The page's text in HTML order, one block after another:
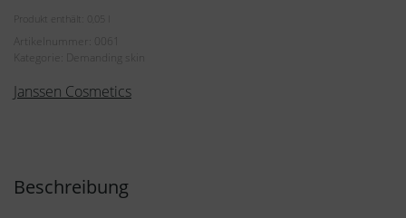
Produkt enthält: 0,05
Artikelnummer:
0061
Kategorie:
Demanding skin
Janssen Cosmetics
Beschreibung